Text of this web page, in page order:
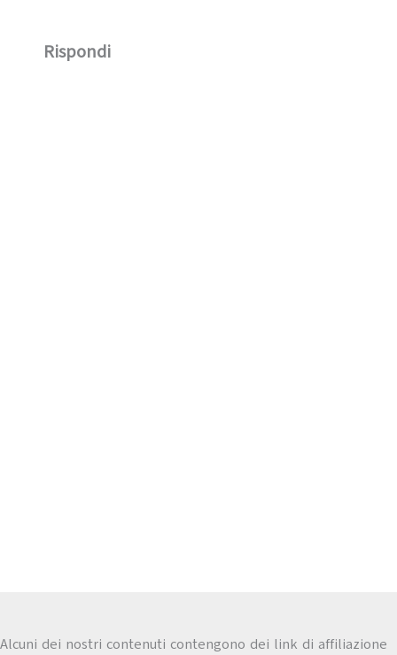
Rispondi
Alcuni dei nostri contenuti contengono dei link di affiliazione